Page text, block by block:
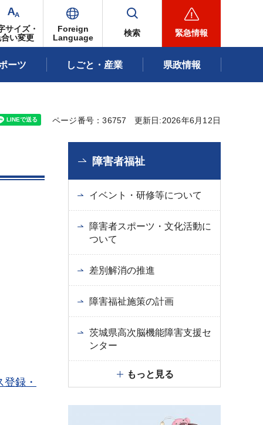
サイズ・
い変更
Foreign
Language
検索 緊急情報
ーツ しごと・産業 県政情報
ページ番号：36757 更新日:2026年6月12日
登録・
障害者福祉
イベント・研修等について
障害者スポーツ・文化活動に
ついて
差別解消の推進
障害福祉施策の計画
茨城県高次脳機能障害支援セ
ンター
もっと見る